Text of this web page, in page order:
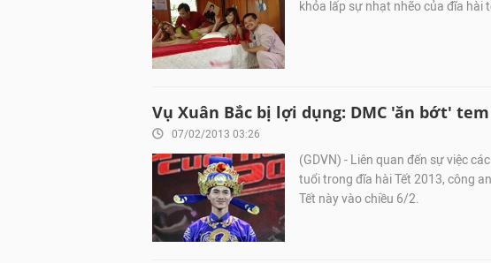
khỏa lấp sự nhạt nhẽo của đĩa hài
Vụ Xuân Bắc bị lợi dụng: DMC 'ăn bớt'
07/02/2013 03:26
(GDVN) - Liên quan đến sự việc
tuổi trong đĩa hài Tết 2013, công
Tết này vào chiều 6/2.